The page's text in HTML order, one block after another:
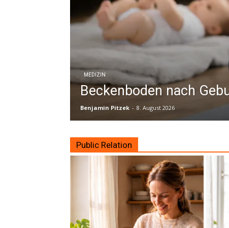
MEDIZIN
Beckenboden nach
Benjamin Pitzek - 8. August 2026
Public Relation